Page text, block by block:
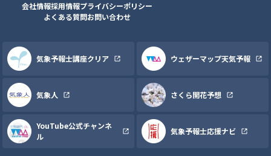
会社情報採用情報プライバシーポリシー
よくある質問お問い合わせ
気象予報士講座クリア ウェザーマップ天気予報
気象人 さくら開花予想
YouTube公式チャンネ
ル
気象予報士応援ナビ